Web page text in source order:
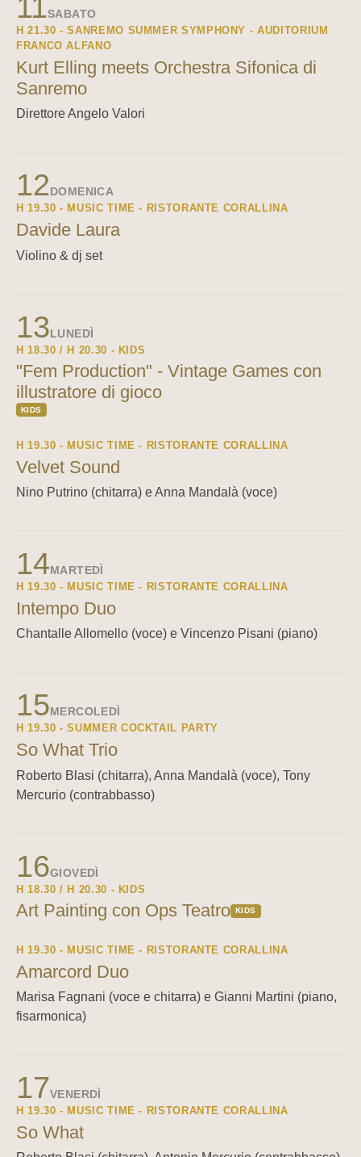
11SABATO
H 21.30 - SANREMO SUMMER SYMPHONY - AUDITORIUM
FRANCO ALFANO
Kurt Elling meets Orchestra Sifonica di
Sanremo
Direttore Angelo Valori
12 DOMENICA
H 19.30 - MUSIC TIME - RISTORANTE CORALLINA
Davide Laura
Violino & dj set
13LUNEDÌ
H 18.30 / H 20.30 - KIDS
"Fem Production" - Vintage Games con
illustratore di gioco
KIDS
H 19.30 - MUSIC TIME - RISTORANTE CORALLINA
Velvet Sound
Nino Putrino (chitarra) e Anna Mandalà (voce)
14 MARTEDÌ
H 19.30 - MUSIC TIME - RISTORANTE CORALLINA
Intempo Duo
Chantalle Allomello (voce) e Vincenzo Pisani (piano)
15 MERCOLEDÌ
H 19.30 - SUMMER COCKTAIL PARTY
So What Trio
Roberto Blasi (chitarra), Anna Mandalà (voce), Tony
Mercurio (contrabbasso)
16GIOVEDÌ
H 18.30 / H 20.30 - KIDS
Art Painting con Ops Teatro KIDS
H 19.30 - MUSIC TIME - RISTORANTE CORALLINA
Amarcord Duo
Marisa Fagnani (voce e chitarra) e Gianni Martini (piano,
fisarmonica)
17VENERDÌ
H 19.30 - MUSIC TIME - RISTORANTE CORALLINA
So What